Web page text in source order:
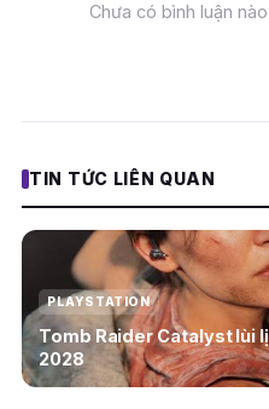
Chưa có bình luận
TIN TỨC LIÊN QUAN
PLAYSTATION
Tomb Raider Catalyst lùi
2028